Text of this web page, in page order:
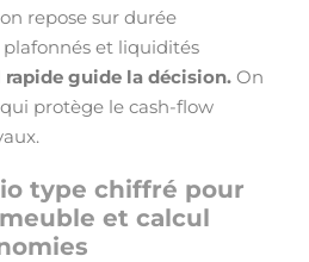
repose sur durée
et liquidités
rapide guide la décision. On
protège le cash-flow
type chiffré pour
et calcul